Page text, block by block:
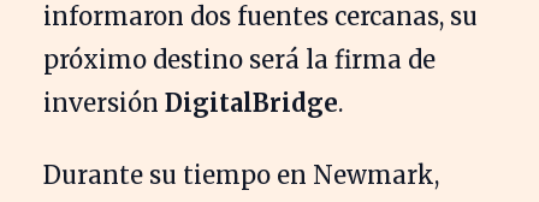
informaron dos fuentes cercanas, su
próximo destino será la firma de
inversión DigitalBridge.
Durante su tiempo en Newmark,